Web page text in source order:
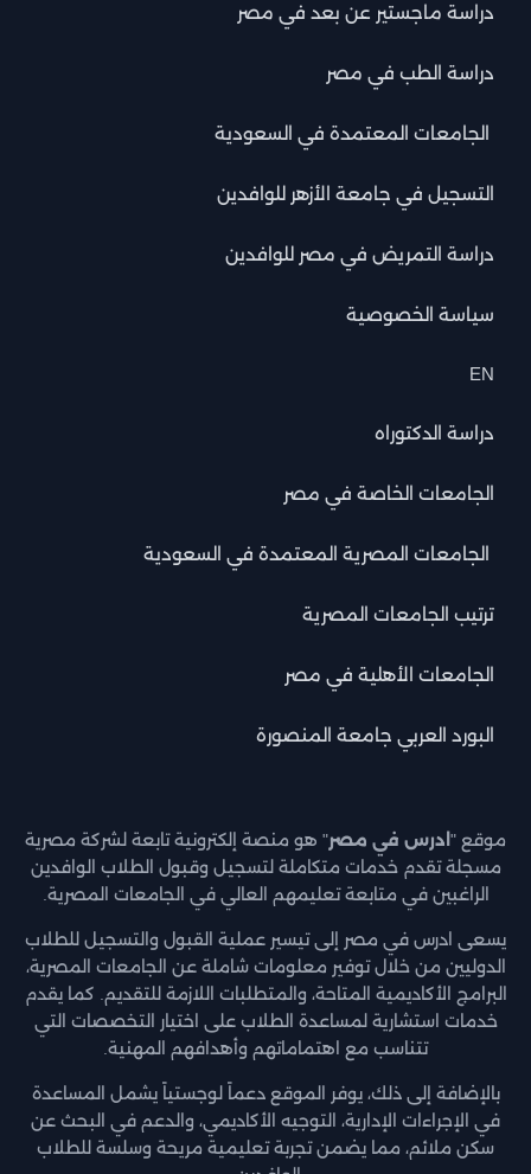
دراسة ماجستير عن بعد في مصر
دراسة الطب في مصر
الجامعات المعتمدة في السعودية
التسجيل في جامعة الأزهر للوافدين
دراسة التمريض في مصر للوافدين
سياسة الخصوصية
EN
دراسة الدكتوراه
الجامعات الخاصة في مصر
الجامعات المصرية المعتمدة في السعودية
ترتيب الجامعات المصرية
الجامعات الأهلية في مصر
البورد العربي جامعة المنصورة
موقع " ادرس في مصر" هو منصة إلكترونية تابعة لشركة مصرية
مسجلة تقدم خدمات متكاملة لتسجيل وقبول الطلاب الوافدين
الراغبين في متابعة تعليمهم العالي في الجامعات المصرية.
يسعى ادرس في مصر إلى تيسير عملية القبول والتسجيل للطلاب
الدوليين من خلال توفير معلومات شاملة عن الجامعات المصرية،
البرامج الأكاديمية المتاحة، والمتطلبات اللازمة للتقديم. كما يقدم
خدمات استشارية لمساعدة الطلاب على اختيار التخصصات التي
تتناسب مع اهتماماتهم وأهدافهم المهنية.
بالإضافة إلى ذلك، يوفر الموقع دعماً لوجستياً يشمل المساعدة
في الإجراءات الإدارية، التوجيه الأكاديمي، والدعم في البحث عن
سكن ملائم، مما يضمن تجربة تعليمية مريحة وسلسة للطلاب